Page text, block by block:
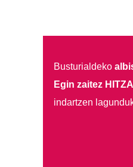
Busturialdeko
Egin zaitez
indartzen